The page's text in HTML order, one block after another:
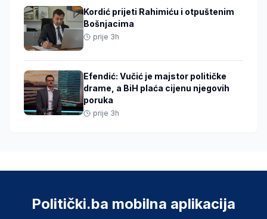
Kordić prijeti Rahimiću i otpuštenim
Bošnjacima
prije 3h
Efendić: Vučić je majstor političke
drame, a BiH plaća cijenu njegovih
poruka
prije 3h
Politički.ba mobilna aplikacija